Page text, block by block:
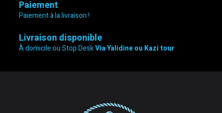
Paiement
Paiement à la livraison !
Livraison disponible
À domicile ou Stop DeskVia Yalidine ou Kazi tour